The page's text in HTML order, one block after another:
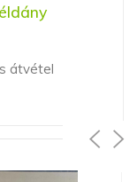
átvétel